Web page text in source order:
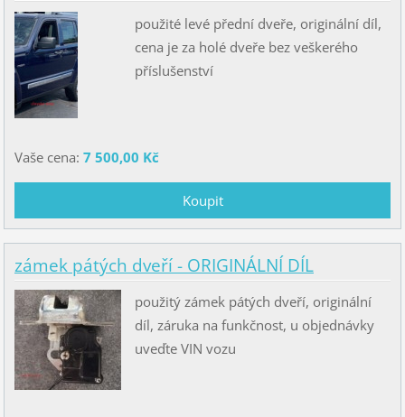
použité levé přední dveře, originální díl,
cena je za holé dveře bez veškerého
příslušenství
Vaše cena: 7 500,00 Kč
zámek pátých dveří - ORIGINÁLNÍ DÍL
použitý zámek pátých dveří, originální
díl, záruka na funkčnost, u objednávky
uveďte VIN vozu